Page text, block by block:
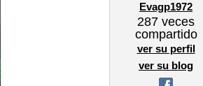
Evagp1972
287 veces
compartido
ver su perfil
ver su blog